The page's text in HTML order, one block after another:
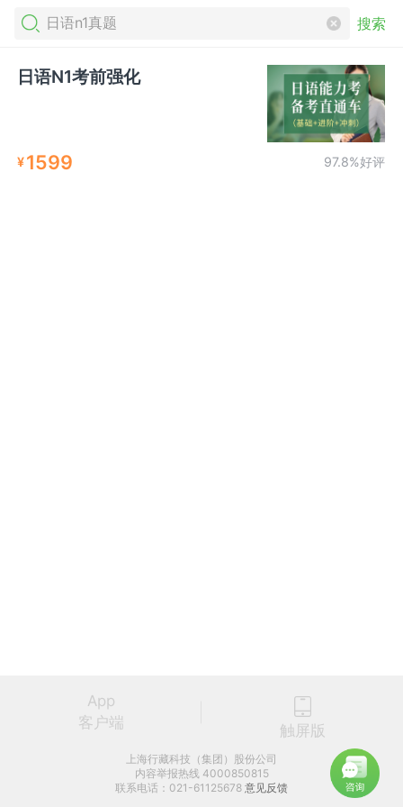
搜索
日语N1考前强化
¥1599 97.8%好评
App
客户端
触屏版
上海行藏科技（集团）股份公司
内容举报热线 4000850815
联系电话：021-61125678 意见反馈